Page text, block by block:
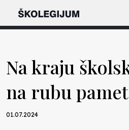
Na kraju
na rubu
01.07.2024